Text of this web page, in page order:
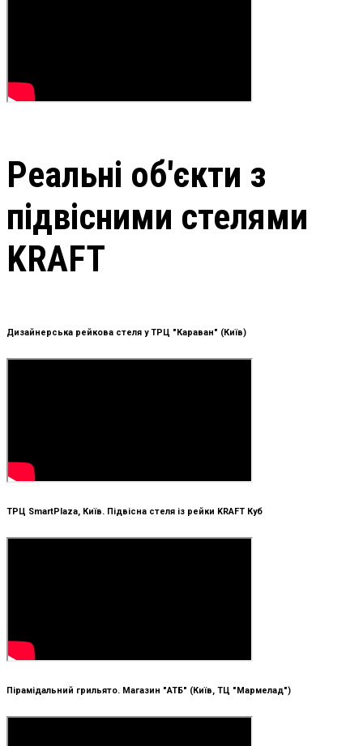
Реальні об'єкти з
підвісними стелями
KRAFT
Дизайнерська рейкова стеля у ТРЦ "Караван" (Київ)
ТРЦ SmartPlaza, Київ. Підвісна стеля із рейки KRAFT Куб
Пірамідальний грильято. Магазин "АТБ" (Київ, ТЦ "Мармелад")